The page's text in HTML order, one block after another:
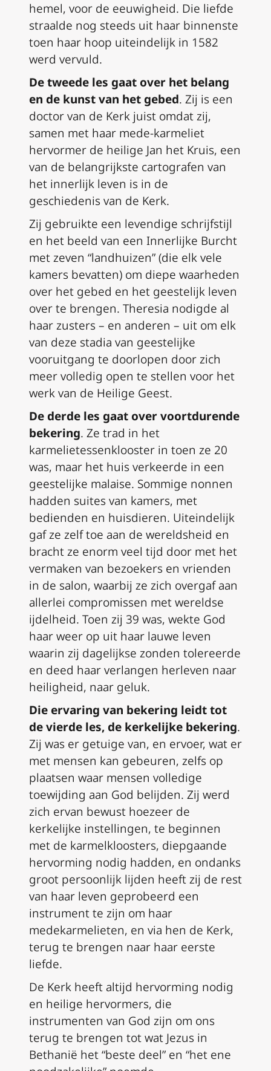
hemel, voor de eeuwigheid. Die liefde
straalde nog steeds uit haar binnenste
toen haar hoop uiteindelijk in 1582
werd vervuld.
De tweede les gaat over het belang
en de kunst van het gebed. Zij is een
doctor van de Kerk juist omdat zij,
samen met haar mede-karmeliet
hervormer de heilige Jan het Kruis, een
van de belangrijkste cartografen van
het innerlijk leven is in de
geschiedenis van de Kerk.
Zij gebruikte een levendige schrijfstijl
en het beeld van een Innerlijke Burcht
met zeven “landhuizen” (die elk vele
kamers bevatten) om diepe waarheden
over het gebed en het geestelijk leven
over te brengen. Theresia nodigde al
haar zusters – en anderen – uit om elk
van deze stadia van geestelijke
vooruitgang te doorlopen door zich
meer volledig open te stellen voor het
werk van de Heilige Geest.
De derde les gaat over voortdurende
bekering. Ze trad in het
karmelietessenklooster in toen ze 20
was, maar het huis verkeerde in een
geestelijke malaise. Sommige nonnen
hadden suites van kamers, met
bedienden en huisdieren. Uiteindelijk
gaf ze zelf toe aan de wereldsheid en
bracht ze enorm veel tijd door met het
vermaken van bezoekers en vrienden
in de salon, waarbij ze zich overgaf aan
allerlei compromissen met wereldse
ijdelheid. Toen zij 39 was, wekte God
haar weer op uit haar lauwe leven
waarin zij dagelijkse zonden tolereerde
en deed haar verlangen herleven naar
heiligheid, naar geluk.
Die ervaring van bekering leidt tot
de vierde les, de kerkelijke bekering.
Zij was er getuige van, en ervoer, wat er
met mensen kan gebeuren, zelfs op
plaatsen waar mensen volledige
toewijding aan God belijden. Zij werd
zich ervan bewust hoezeer de
kerkelijke instellingen, te beginnen
met de karmelkloosters, diepgaande
hervorming nodig hadden, en ondanks
groot persoonlijk lijden heeft zij de rest
van haar leven geprobeerd een
instrument te zijn om haar
medekarmelieten, en via hen de Kerk,
terug te brengen naar haar eerste
liefde.
De Kerk heeft altijd hervorming nodig
en heilige hervormers, die
instrumenten van God zijn om ons
terug te brengen tot wat Jezus in
Bethanië het “beste deel” en “het ene